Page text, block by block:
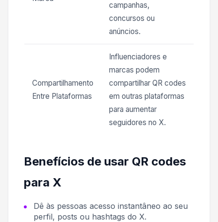
campanhas,
concursos ou
anúncios.
Compartilhamento
Entre Plataformas
Influenciadores e
marcas podem
compartilhar QR codes
em outras plataformas
para aumentar
seguidores no X.
Benefícios de usar QR codes
para X
Dê às pessoas acesso instantâneo ao seu
perfil, posts ou hashtags do X.